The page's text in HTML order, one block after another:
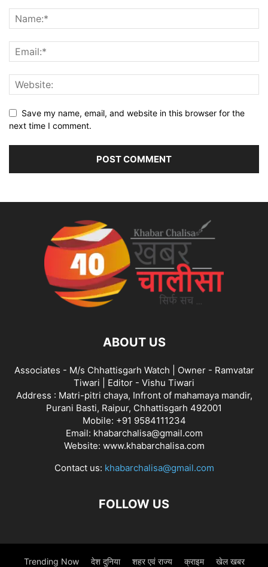
Save my name, email, and website in this browser for the
next time I comment.
ABOUT US
Associates - M/s Chhattisgarh Watch | Owner - Ramvatar
Tiwari | Editor - Vishu Tiwari
Address : Matri-pitri chaya, Infront of mahamaya mandir,
Purani Basti, Raipur, Chhattisgarh 492001
Mobile: +91 9584111234
Email: khabarchalisa@gmail.com
Website: www.khabarchalisa.com
Contact us: khabarchalisa@gmail.com
FOLLOW US
Trending Now देश दुनिया शहर एवं राज्य क्राइम खेल खबर